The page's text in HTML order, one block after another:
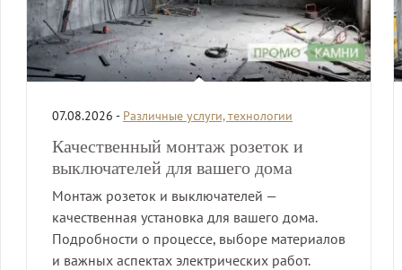
07.08.2026 - Различные услуги, технологии
Качественный монтаж розеток и
выключателей для вашего дома
Монтаж розеток и выключателей —
качественная установка для вашего дома.
Подробности о процессе, выборе материалов
и важных аспектах электрических работ.